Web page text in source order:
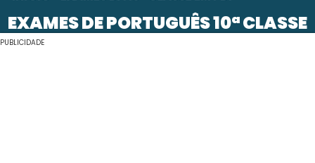
EXAMES DE PORTUGUÊS 10ª CLASSE
PUBLICIDADE